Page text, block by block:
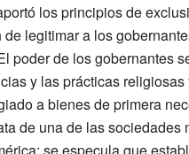
los principios de
legitimar a los
poder de los gobernantes
y las prácticas
a bienes de primera
de una de las sociedades
se especula que